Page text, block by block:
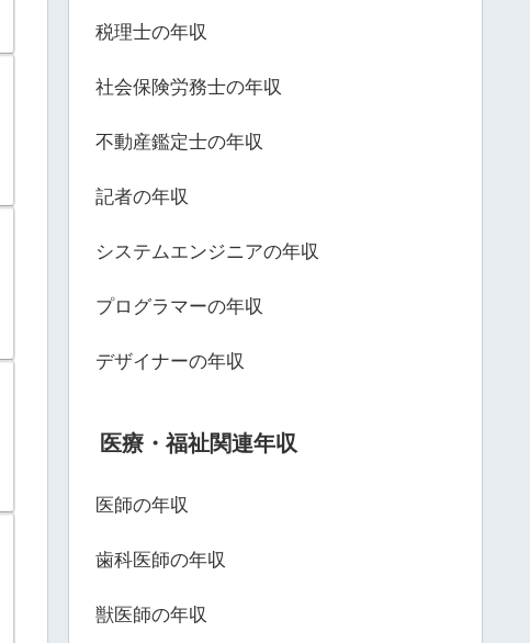
税理士の年収
社会保険労務士の年収
不動産鑑定士の年収
記者の年収
システムエンジニアの年収
プログラマーの年収
デザイナーの年収
医療・福祉関連年収
医師の年収
歯科医師の年収
獣医師の年収